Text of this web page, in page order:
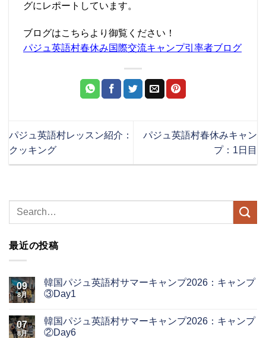
グにレポートしています。
ブログはこちらより御覧ください！
パジュ英語村春休み国際交流キャンプ引率者ブログ
パジュ英語村レッスン紹介：
クッキング
パジュ英語村春休みキャン
プ：1日目
最近の投稿
09
8月
韓国パジュ英語村サマーキャンプ2026：キャンプ
③Day1
07
8月
韓国パジュ英語村サマーキャンプ2026：キャンプ
②Day6